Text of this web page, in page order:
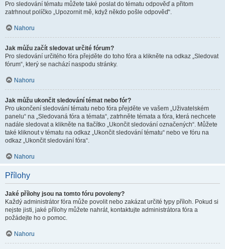
Pro sledování tématu můžete také poslat do tématu odpověď a přitom
zatrhnout políčko „Upozornit mě, když někdo pošle odpověď“.
Nahoru
Jak můžu začít sledovat určité fórum?
Pro sledování určitého fóra přejděte do toho fóra a klikněte na odkaz „Sledovat
fórum“, který se nachází naspodu stránky.
Nahoru
Jak můžu ukončit sledování témat nebo fór?
Pro ukončení sledování tématu nebo fóra přejděte ve vašem „Uživatelském
panelu“ na „Sledovaná fóra a témata“, zatrhněte témata a fóra, která nechcete
nadále sledovat a klikněte na tlačítko „Ukončit sledování označených“. Můžete
také kliknout v tématu na odkaz „Ukončit sledování tématu“ nebo ve fóru na
odkaz „Ukončit sledování fóra“.
Nahoru
Přílohy
Jaké přílohy jsou na tomto fóru povoleny?
Každý administrátor fóra může povolit nebo zakázat určité typy příloh. Pokud si
nejste jisti, jaké přílohy můžete nahrát, kontaktujte administrátora fóra a
požádejte ho o pomoc.
Nahoru